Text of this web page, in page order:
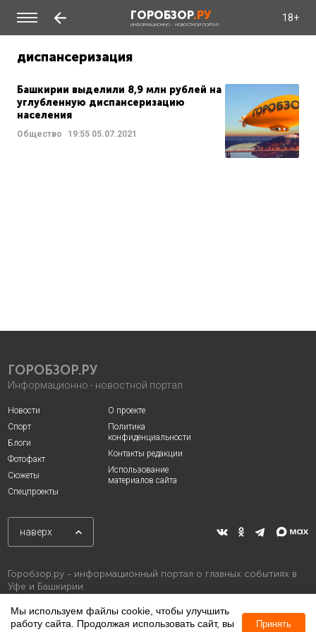
ГОРОБЗОР.РУ
ИНФОРМАЦИОННО - НОВОСТНОЙ ПОРТАЛ
18+
диспансеризация
Башкирии выделили 8,9 млн рублей на
углубленную диспансеризацию
населения
Общество 19:55 05.07.2021
ГОРОБЗОР.РУ
Информационно - новостной портал
Новости
Спорт
Блоги
Фотофакт
Сюжеты
Спецпроекты
О проекте
Политика
конфиденциальности
Контакты редакции
Использование
материалов сайта
наверх
Горобзор.ру - информационный портал о главных событиях в
Уфе и Башкирии
Мы используем файлы cookie, чтобы улучшить
работу сайта. Продолжая использовать сайт, вы
Принять